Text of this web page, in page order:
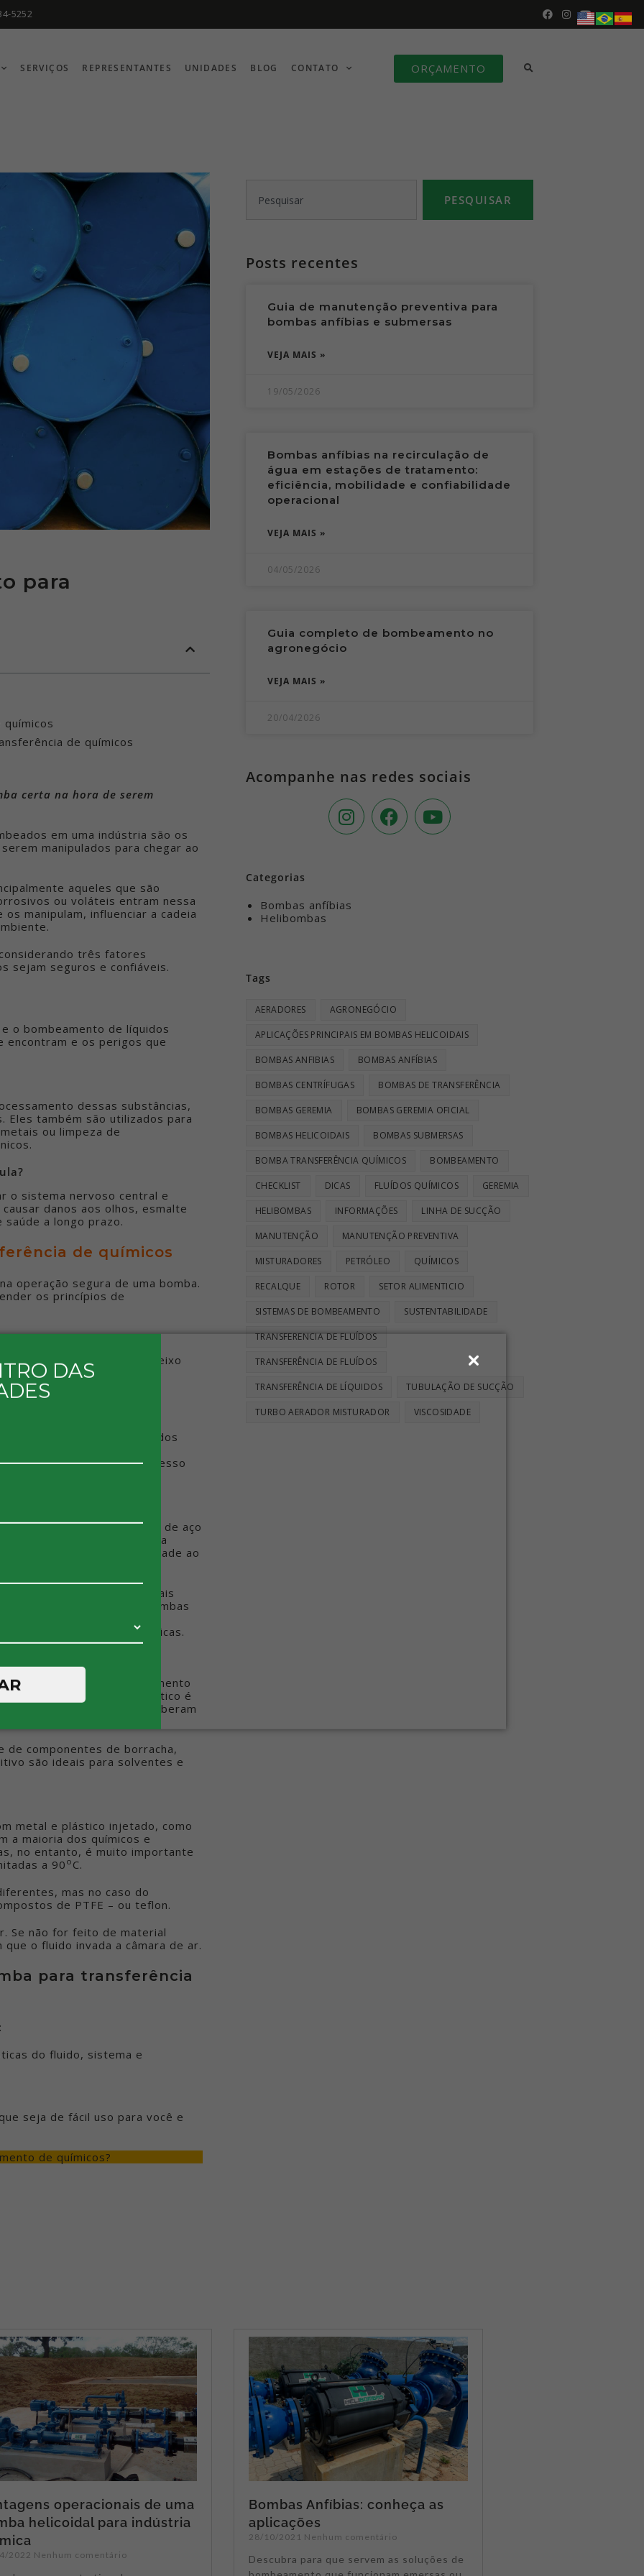
DAS
5252
SERVIÇOS REPRESENTANTES UNIDADES BLOG CONTATO ORÇAMENTO
para
de químicos
certa na hora de serem
em uma indústria são os
manipulados para chegar ao
aqueles que são
ou voláteis entram nessa
manipulam, influenciar a cadeia
três fatores
sejam seguros e confiáveis.
o bombeamento de líquidos
e os perigos que
dessas substâncias,
Eles também são utilizados para
ou limpeza de
o sistema nervoso central e
danos aos olhos, esmalte
a longo prazo.
de químicos
operação segura de uma bomba.
os princípios de
de selagem entre o eixo
de lóbulo rotativo, bombas
de transferência de fluidos
já que tem o
contínua com o processo
são normalmente feitas de aço
Essa combinação cria uma
e dar mais durabilidade ao
auxiliam aplicações mais
ou contém sólidos, as bombas
o fluido não passará pelo
causando falhas catastróficas.
as bombas de deslocamento
o princípio peristáltico é
de cal ou fluidos que liberam
de componentes de borracha,
são ideais para solventes e
metal e plástico injetado, como
a maioria dos químicos e
no entanto, é muito importante
a 90 o C.
mas no caso do
de PTFE – ou teflon.
Se não for feito de material
o fluido invada a câmara de ar.
para transferência
do fluido, sistema e
seja de fácil uso para você e
de químicos?
PESQUISAR
Posts recentes
Guia de manutenção preventiva para
bombas anfíbias e submersas
VEJA MAIS »
19/05/2026
Bombas anfíbias na recirculação de
água em estações de tratamento:
eficiência, mobilidade e confiabilidade
operacional
VEJA MAIS »
04/05/2026
Guia completo de bombeamento no
agronegócio
VEJA MAIS »
20/04/2026
Acompanhe nas redes sociais
Categorias
Bombas anfíbias
Helibombas
Tags
AERADORES AGRONEGÓCIO
APLICAÇÕES PRINCIPAIS EM BOMBAS HELICOIDAIS
BOMBAS ANFIBIAS BOMBAS ANFÍBIAS
BOMBAS CENTRÍFUGAS BOMBAS DE TRANSFERÊNCIA
BOMBAS GEREMIA BOMBAS GEREMIA OFICIAL
BOMBAS HELICOIDAIS BOMBAS SUBMERSAS
BOMBA TRANSFERÊNCIA QUÍMICOS BOMBEAMENTO
CHECKLIST DICAS FLUÍDOS QUÍMICOS GEREMIA
HELIBOMBAS INFORMAÇÕES LINHA DE SUCÇÃO
MANUTENÇÃO MANUTENÇÃO PREVENTIVA
MISTURADORES PETRÓLEO QUÍMICOS
RECALQUE ROTOR SETOR ALIMENTICIO
SISTEMAS DE BOMBEAMENTO SUSTENTABILIDADE
TRANSFERENCIA DE FLUÍDOS
TRANSFERÊNCIA DE FLUÍDOS
TRANSFERÊNCIA DE LÍQUIDOS TUBULAÇÃO DE SUCÇÃO
TURBO AERADOR MISTURADOR VISCOSIDADE
operacionais de uma
helicoidal para indústria
2022 Nenhum comentário
Bombas Anfíbias: conheça as
aplicações
28/10/2021 Nenhum comentário
Descubra para que servem as soluções de